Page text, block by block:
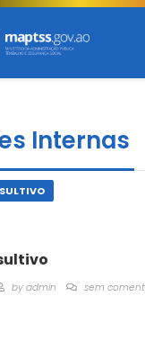
Internas
by admin sem